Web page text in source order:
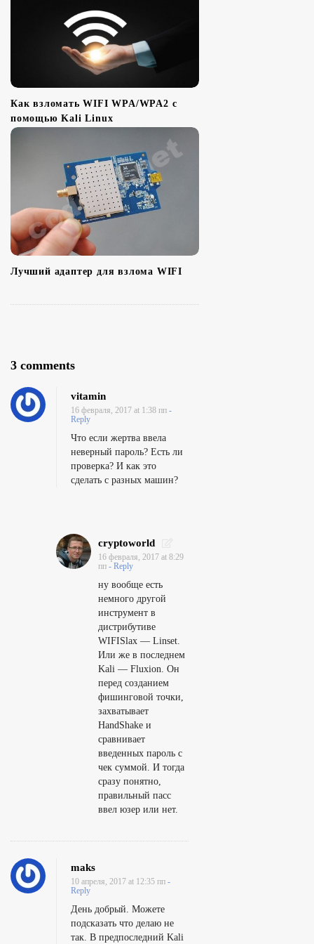
Как взломать WIFI WPA/WPA2 с
помощью Kali Linux
Лучший адаптер для взлома WIFI
3 commentsO
В
з
л
о
м
а
к
т
F
с
е
т
и
vitamin
16 февраля, 2017 at 1:38 пп -
Reply
Что если жертва ввела
неверный пароль? Есть ли
проверка? И как это
сделать с разных машин?
cryptoworld
16 февраля, 2017 at 8:29
пп - Reply
ну вообще есть
немного другой
инструмент в
дистрибутиве
WIFISlax — Linset.
Или же в последнем
Kali — Fluxion. Он
перед созданием
фишинговой точки,
захватывает
HandShake и
сравнивает
введенных пароль с
чек суммой. И тогда
сразу понятно,
правильный пасс
ввел юзер или нет.
maks
10 апреля, 2017 at 12:35 пп -
Reply
День добрый. Можете
подсказать что делаю не
так. В предпоследний Kali